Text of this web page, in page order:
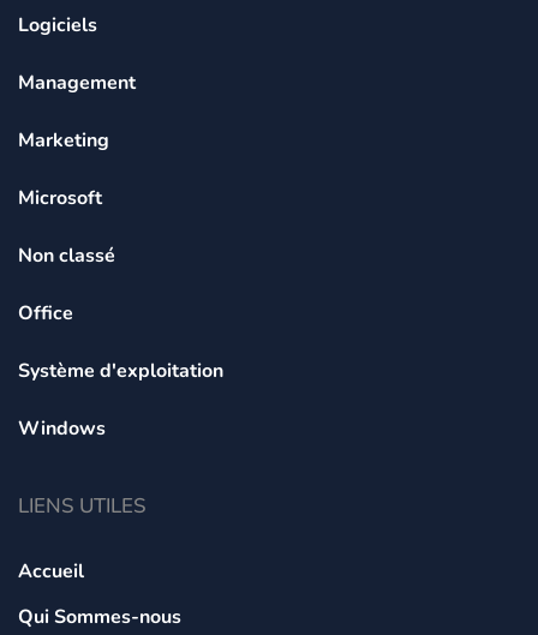
Logiciels
Management
Marketing
Microsoft
Non classé
Office
Système d'exploitation
Windows
LIENS UTILES
Accueil
Qui Sommes-nous